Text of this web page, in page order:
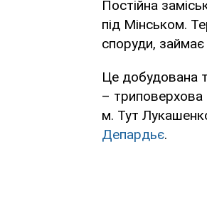
Постійна
під Мінськом.
споруди, займає
Це добудована
– триповерхова
м. Тут
Депардьє.